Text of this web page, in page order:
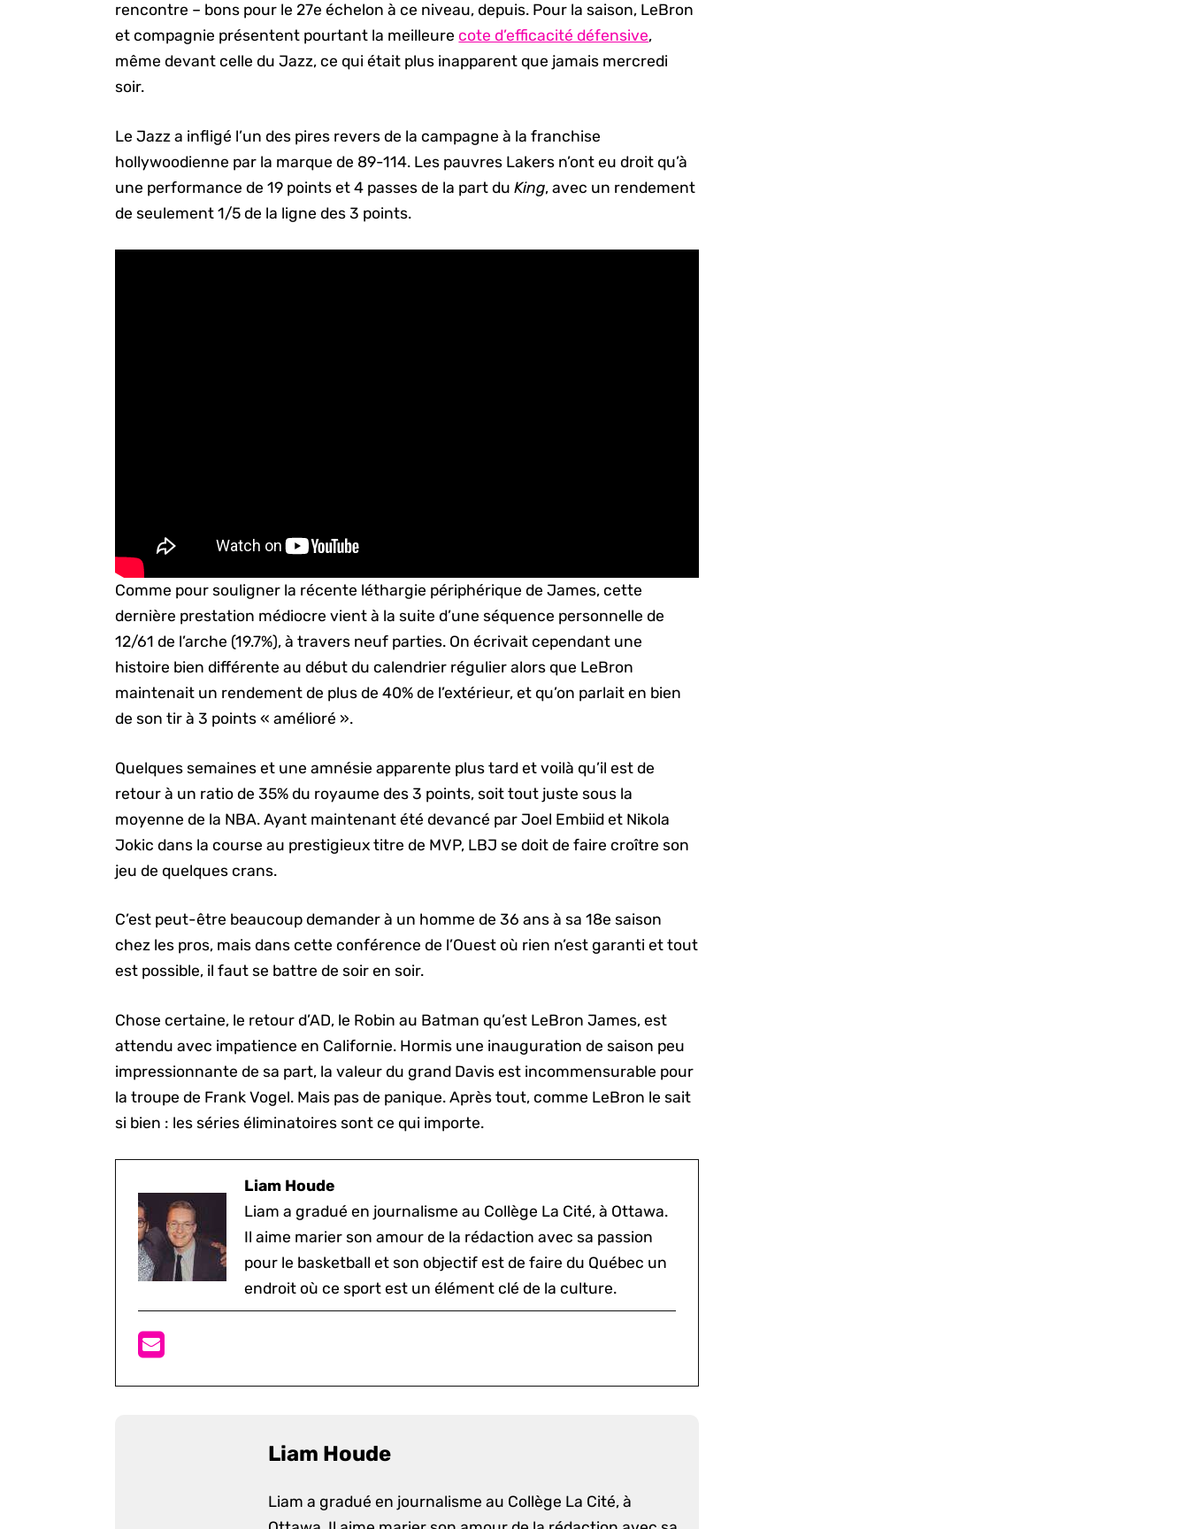
rencontre – bons pour le 27e échelon à ce niveau, depuis. Pour la saison, LeBron
et compagnie présentent pourtant la meilleurecote d’efficacité défensive,
même devant celle du Jazz, ce qui était plus inapparent que jamais mercredi
soir.
Le Jazz a infligé l’un des pires revers de la campagne à la franchise
hollywoodienne par la marque de 89-114. Les pauvres Lakers n’ont eu droit qu’à
une performance de 19 points et 4 passes de la part duKing, avec un rendement
de seulement 1/5 de la ligne des 3 points.
Comme pour souligner la récente léthargie périphérique de James, cette
dernière prestation médiocre vient à la suite d’une séquence personnelle de
12/61 de l’arche (19.7%), à travers neuf parties. On écrivait cependant une
histoire bien différente au début du calendrier régulier alors que LeBron
maintenait un rendement de plus de 40% de l’extérieur, et qu’on parlait en bien
de son tir à 3 points « amélioré ».
Quelques semaines et une amnésie apparente plus tard et voilà qu’il est de
retour à un ratio de 35% du royaume des 3 points, soit tout juste sous la
moyenne de la NBA. Ayant maintenant été devancé par Joel Embiid et Nikola
Jokic dans la course au prestigieux titre de MVP, LBJ se doit de faire croître son
jeu de quelques crans.
C’est peut-être beaucoup demander à un homme de 36 ans à sa 18e saison
chez les pros, mais dans cette conférence de l’Ouest où rien n’est garanti et tout
est possible, il faut se battre de soir en soir.
Chose certaine, le retour d’AD, le Robin au Batman qu’est LeBron James, est
attendu avec impatience en Californie. Hormis une inauguration de saison peu
impressionnante de sa part, la valeur du grand Davis est incommensurable pour
la troupe de Frank Vogel. Mais pas de panique. Après tout, comme LeBron le sait
si bien : les séries éliminatoires sont ce qui importe.
Liam Houde
Liam a gradué en journalisme au Collège La Cité, à Ottawa.
Il aime marier son amour de la rédaction avec sa passion
pour le basketball et son objectif est de faire du Québec un
endroit où ce sport est un élément clé de la culture.
Liam Houde
Liam a gradué en journalisme au Collège La Cité, à